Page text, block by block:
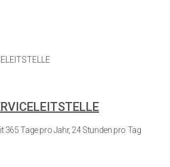
Tage pro Jahr, 24 Stunden pro Tag